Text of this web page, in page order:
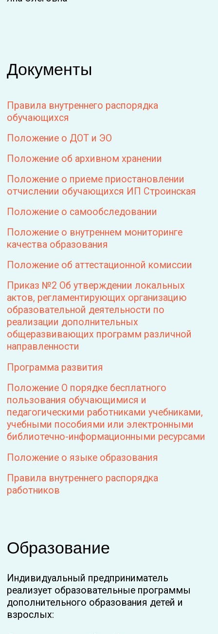
взрослых:
Образовательная программа «Лагерь с
цветочками». Тариф «Монетизация»
общеразвивающая программа "Лагерь с
Дополнительная общеобразовательная
общеразвивающая программа "Лагерь с
цветочками. Тариф "VIP""
цветочками». Тариф «VIP»
Образовательная программа «Лагерь с
цветочками». Тариф «Основной»
формах: заочная, исключительно
электронное обучение с применением
дистанционных образовательных
технологий.
Срок освоения образовательных программ:
Дополнительная общеобразовательная
общеразвивающая программа "Лагерь с
цветочками. Тариф "Основной"" 39
общеразвивающая программа "Лагерь с
цветочками. Тариф "Монетизация"" 70
академических часов обучения, 8 недель
Дополнительная общеобразовательная
общеразвивающая программа "Лагерь с
цветочками. Тариф "VIP"" 90 академических
Дополнительная общеобразовательная
общеразвивающая программа "Реанимация
растений" 24 академических часа обучения, 4
недели
Государственная аккредитация
образовательных программ не
Обучение осуществляется на русском языке.
Численность обучающихся по реализуемым
образовательным программам:
- за счет бюджетных ассигнований
федерального бюджета – не предусмотрено,
общеразвивающая программа "Реанимация
растений"
Образовательная программа «Реанимация
растений»